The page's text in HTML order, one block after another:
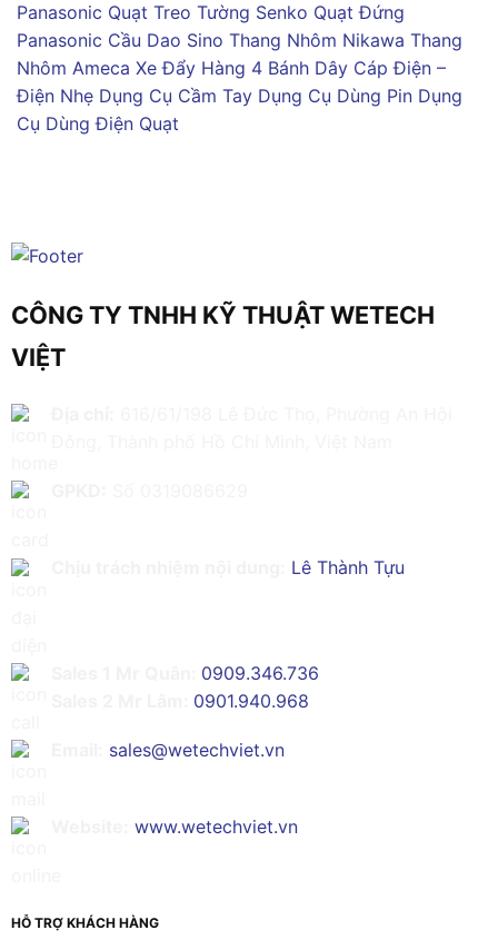
Panasonic Quạt Treo Tường Senko Quạt Đứng
Panasonic Cầu Dao Sino Thang Nhôm Nikawa Thang
Nhôm Ameca Xe Đẩy Hàng 4 Bánh Dây Cáp Điện –
Điện Nhẹ Dụng Cụ Cầm Tay Dụng Cụ Dùng Pin Dụng
Cụ Dùng Điện Quạt
CÔNG TY TNHH KỸ THUẬT WETECH
VIỆT
Lê Thành Tựu
0909.346.736
0901.940.968
sales@wetechviet.vn
www.wetechviet.vn
HỖ TRỢ KHÁCH HÀNG